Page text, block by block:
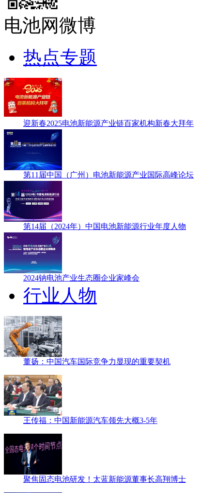
电池网微博
热点专题
迎新春2025电池新能源产业链百家机构新春大拜年
第11届中国（广州）电池新能源产业国际高峰论坛
第14届（2024年）中国电池新能源行业年度人物
2024钠电池产业生态圈企业家峰会
行业人物
董扬：中国汽车国际竞争力显现的重要契机
王传福：中国新能源汽车领先大概3-5年
聚焦固态电池研发！太蓝新能源董事长高翔博士